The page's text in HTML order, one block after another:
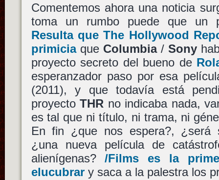
Comentemos ahora una noticia
toma un rumbo puede que un
Resulta que The Hollywood
primiciaque Columbia/ Sony
proyecto secreto del bueno de
esperanzador paso por esa
(2011), y que todavía está
proyectoTHR no indicaba nada,
es tal que ni título, ni trama, ni
En fin ¿que nos espera?, ¿será
¿una nueva película de
alienígenas?/Films es la
elucubrary saca a la palestra los